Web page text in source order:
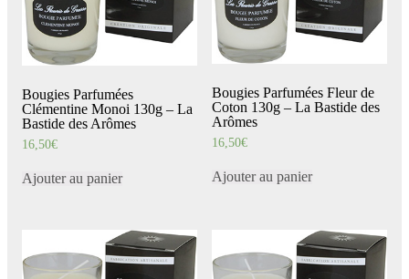
Bougies Parfumées
Clémentine Monoi 130g – La
Bastide des Arômes
16,50€
Ajouter au panier
Bougies Parfumées Fleur de
Coton 130g – La Bastide des
Arômes
16,50€
Ajouter au panier